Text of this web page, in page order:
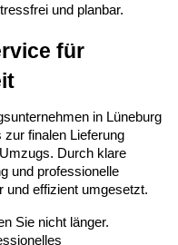
und planbar.
für
in Lüneburg
zur finalen Lieferung
Durch klare
und professionelle
und effizient umgesetzt.
Sie nicht länger.